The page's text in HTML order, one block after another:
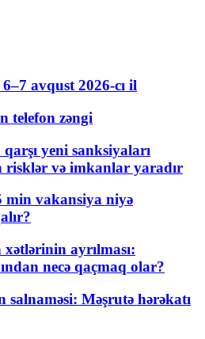
avqust 2026-cı il
telefon zəngi
yeni sanksiyaları
risklər və imkanlar yaradır
min vakansiya niyə
ayrılması:
necə qaçmaq olar?
salnaməsi: Məşrutə hərəkatı